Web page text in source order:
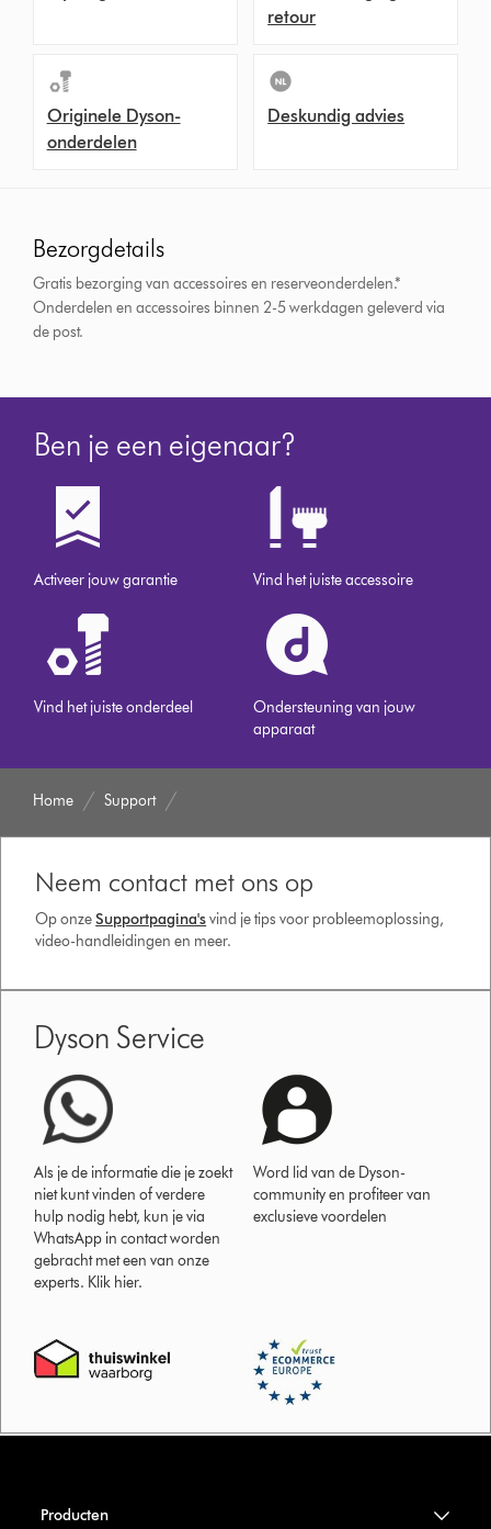
retour
Originele Dyson-
onderdelen
Deskundig advies
Bezorgdetails
Gratis bezorging van accessoires en reserveonderdelen.*
Onderdelen en accessoires binnen 2-5 werkdagen geleverd via
de post.
Ben je een eigenaar?
Activeer jouw garantie Vind het juiste accessoire
Vind het juiste onderdeel
Ondersteuning van jouw
apparaat
Home Support
Neem contact met ons op
Op onzeSupportpagina'svind je tips voor probleemoplossing,
video-handleidingen en meer.
Dyson Service
Als je de informatie die je zoekt
niet kunt vinden of verdere
hulp nodig hebt, kun je via
WhatsApp in contact worden
gebracht met een van onze
experts. Klik hier.
Word lid van de Dyson-
community en profiteer van
exclusieve voordelen
Producten